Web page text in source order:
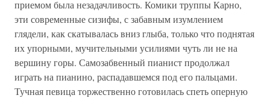
приемом была незадачливость. Комики труппы Карно,
эти современные сизифы, с забавным изумлением
глядели, как скатывалась вниз глыба, только что поднятая
их упорными, мучительными усилиями чуть ли не на
вершину горы. Самозабвенный пианист продолжал
играть на пианино, распадавшемся под его пальцами.
Тучная певица торжественно готовилась спеть оперную